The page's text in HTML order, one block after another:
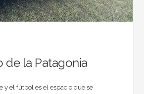
de la Patagonia
y el fútbol es el espacio que se